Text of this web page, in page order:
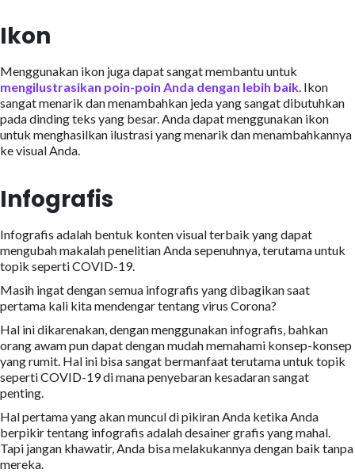
Ikon
Menggunakan ikon juga dapat sangat membantu untuk
mengilustrasikan poin-poin Anda dengan lebih baik. Ikon
sangat menarik dan menambahkan jeda yang sangat dibutuhkan
pada dinding teks yang besar. Anda dapat menggunakan ikon
untuk menghasilkan ilustrasi yang menarik dan menambahkannya
ke visual Anda.
Infografis
Infografis adalah bentuk konten visual terbaik yang dapat
mengubah makalah penelitian Anda sepenuhnya, terutama untuk
topik seperti COVID-19.
Masih ingat dengan semua infografis yang dibagikan saat
pertama kali kita mendengar tentang virus Corona?
Hal ini dikarenakan, dengan menggunakan infografis, bahkan
orang awam pun dapat dengan mudah memahami konsep-konsep
yang rumit. Hal ini bisa sangat bermanfaat terutama untuk topik
seperti COVID-19 di mana penyebaran kesadaran sangat
penting.
Hal pertama yang akan muncul di pikiran Anda ketika Anda
berpikir tentang infografis adalah desainer grafis yang mahal.
Tapi jangan khawatir, Anda bisa melakukannya dengan baik tanpa
mereka.